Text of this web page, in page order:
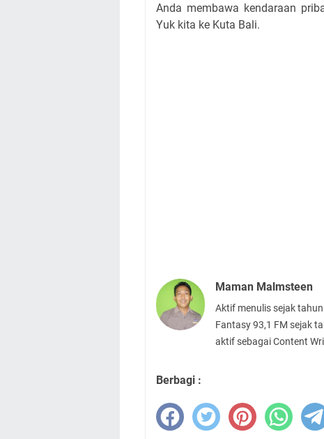
Anda membawa kendaraan
Yuk kita ke Kuta Bali.
Maman Malmsteen
Aktif menulis sejak
Fantasy 93,1 FM sejak
aktif sebagai Content
Berbagi :